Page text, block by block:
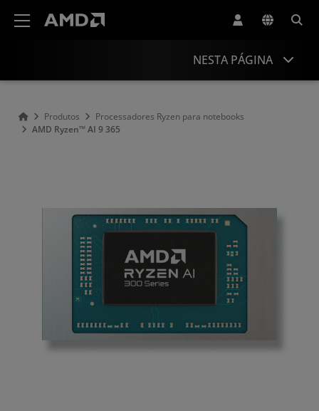
NESTA PÁGINA
Produtos
Processadores Ryzen para notebooks
AMD Ryzen™ AI 9 365